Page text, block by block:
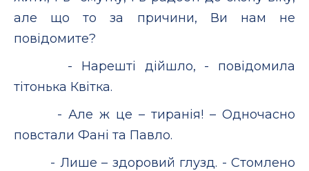
але що то за причини, Ви нам не
повідомите?
- Нарешті дійшло, - повідомила
тітонька Квітка.
- Але ж це – тиранія! – Одночасно
повстали Фані та Павло.
- Лише – здоровий глузд. - Стомлено